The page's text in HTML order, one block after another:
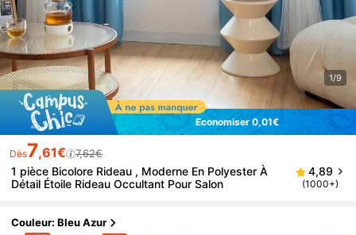
1/9
Économiser 0,01€
Dès7,61€ 7,62€
1 pièce Bicolore Rideau , Moderne En Polyester À
Détail Étoile Rideau Occultant Pour Salon
4,89
(1000+)
Couleur: Bleu Azur